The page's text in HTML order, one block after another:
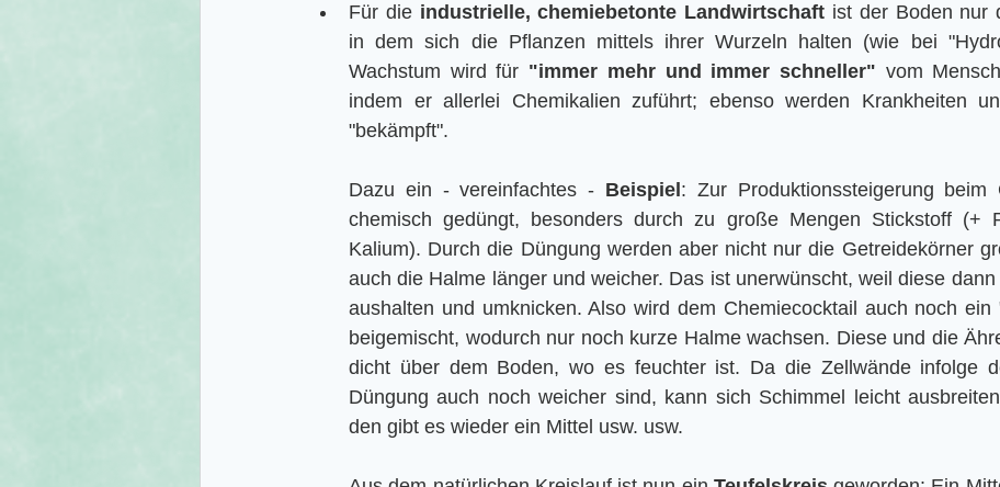
Für die industrielle, chemiebetonte Landwirtschaft ist der Boden nur
in dem sich die Pflanzen mittels ihrer Wurzeln halten (wie bei
Wachstum wird für "immer mehr und immer schneller" vom
indem er allerlei Chemikalien zuführt; ebenso werden Krankheiten
"bekämpft".
Dazu ein - vereinfachtes - Beispiel : Zur Produktionssteigerung beim
chemisch gedüngt, besonders durch zu große Mengen Stickstoff (+
Kalium). Durch die Düngung werden aber nicht nur die Getreidekörner
auch die Halme länger und weicher. Das ist unerwünscht, weil diese dann
aushalten und umknicken. Also wird dem Chemiecocktail auch noch ein
beigemischt, wodurch nur noch kurze Halme wachsen. Diese und die
dicht über dem Boden, wo es feuchter ist. Da die Zellwände infolge
Düngung auch noch weicher sind, kann sich Schimmel leicht
den gibt es wieder ein Mittel usw. usw.